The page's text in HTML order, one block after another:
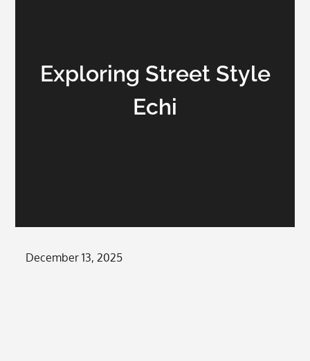
Exploring Street Style
Echi
Posted
December 13, 2025